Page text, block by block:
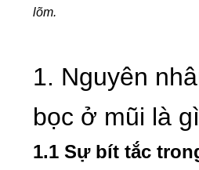
lõm.
1. Nguyên
bọc ở mũi là
1.1 Sự bít tắc